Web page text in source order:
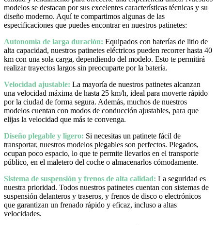
modelos se destacan por sus excelentes características técnicas y su
diseño moderno. Aquí te compartimos algunas de las
especificaciones que puedes encontrar en nuestros patinetes:
Autonomía de larga duración: Equipados con baterías de litio de
alta capacidad, nuestros patinetes eléctricos pueden recorrer hasta 40
km con una sola carga, dependiendo del modelo. Esto te permitirá
realizar trayectos largos sin preocuparte por la batería.
Velocidad ajustable: La mayoría de nuestros patinetes alcanzan
una velocidad máxima de hasta 25 km/h, ideal para moverte rápido
por la ciudad de forma segura. Además, muchos de nuestros
modelos cuentan con modos de conducción ajustables, para que
elijas la velocidad que más te convenga.
Diseño plegable y ligero: Si necesitas un patinete fácil de
transportar, nuestros modelos plegables son perfectos. Plegados,
ocupan poco espacio, lo que te permite llevarlos en el transporte
público, en el maletero del coche o almacenarlos cómodamente.
Sistema de suspensión y frenos de alta calidad: La seguridad es
nuestra prioridad. Todos nuestros patinetes cuentan con sistemas de
suspensión delanteros y traseros, y frenos de disco o electrónicos
que garantizan un frenado rápido y eficaz, incluso a altas
velocidades.